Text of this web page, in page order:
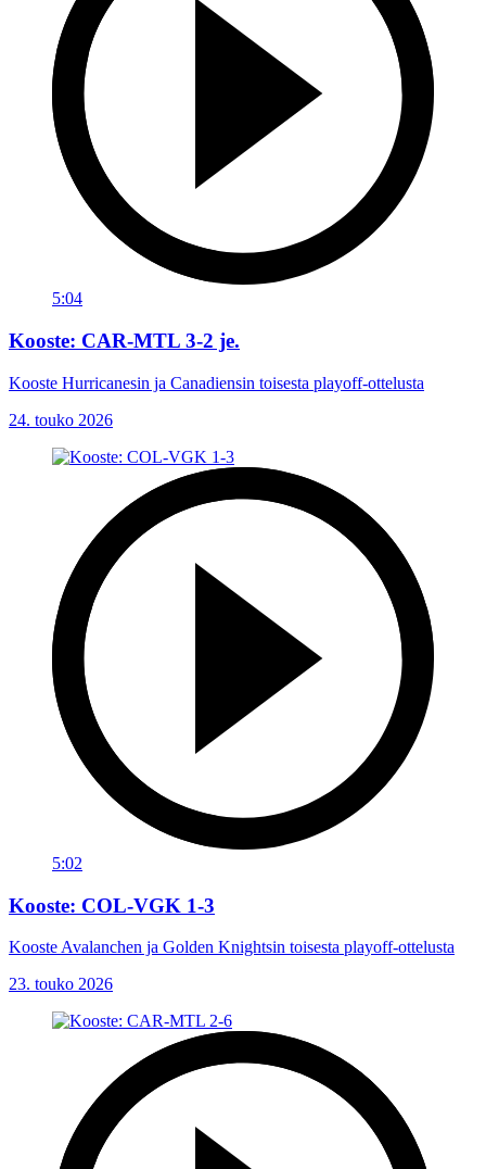
5:04
Kooste: CAR-MTL 3-2 je.
Kooste Hurricanesin ja Canadiensin toisesta playoff-ottelusta
24. touko 2026
5:02
Kooste: COL-VGK 1-3
Kooste Avalanchen ja Golden Knightsin toisesta playoff-ottelusta
23. touko 2026